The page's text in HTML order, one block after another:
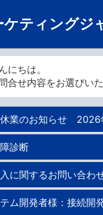
ケティング